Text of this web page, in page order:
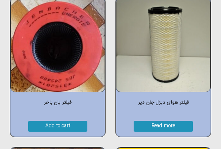
فیلتر هوای دیزل جان دیر
Read more
فیلتر یان باخر
Add to cart